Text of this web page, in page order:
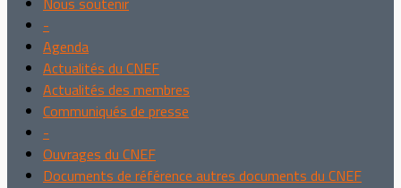
-
Agenda
Actualités du CNEF
Actualités des membres
Communiqués de presse
-
Ouvrages du CNEF
Documents de référence autres documents du CNEF